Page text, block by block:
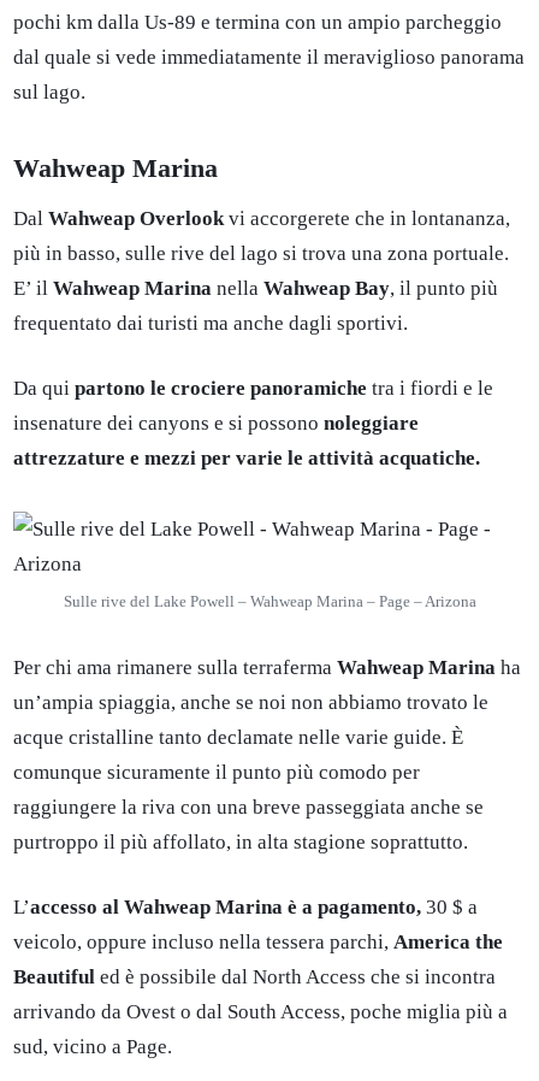
pochi km dalla Us-89 e termina con un ampio parcheggio
dal quale si vede immediatamente il meraviglioso panorama
sul lago.
Wahweap Marina
Dal Wahweap Overlookvi accorgerete che in lontananza,
più in basso, sulle rive del lago si trova una zona portuale.
E’ il Wahweap Marina nella Wahweap Bay, il punto più
frequentato dai turisti ma anche dagli sportivi.
Da qui partono le crociere panoramiche tra i fiordi e le
insenature dei canyons e si possono noleggiare
attrezzature e mezzi per varie le attività acquatiche.
Sulle rive del Lake Powell – Wahweap Marina – Page – Arizona
Per chi ama rimanere sulla terraferma Wahweap Marina ha
un’ampia spiaggia, anche se noi non abbiamo trovato le
acque cristalline tanto declamate nelle varie guide. È
comunque sicuramente il punto più comodo per
raggiungere la riva con una breve passeggiata anche se
purtroppo il più affollato, in alta stagione soprattutto.
L’accesso al Wahweap Marina è a pagamento, 30 $ a
veicolo, oppure incluso nella tessera parchi, America the
Beautiful ed è possibile dal North Access che si incontra
arrivando da Ovest o dal South Access, poche miglia più a
sud, vicino a Page.